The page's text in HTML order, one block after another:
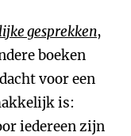
gesprekken,
boeken
voor een
is:
iedereen zijn